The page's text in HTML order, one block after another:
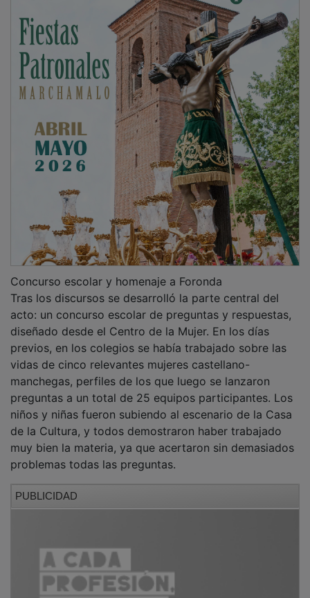
Tras los discursos se desarrolló la parte central del
acto: un concurso escolar de preguntas y respuestas,
diseñado desde el Centro de la Mujer. En los días
previos, en los colegios se había trabajado sobre las
vidas de cinco relevantes mujeres castellano-
manchegas, perfiles de los que luego se lanzaron
preguntas a un total de 25 equipos participantes. Los
niños y niñas fueron subiendo al escenario de la Casa
de la Cultura, y todos demostraron haber trabajado
muy bien la materia, ya que acertaron sin demasiados
problemas todas las preguntas.